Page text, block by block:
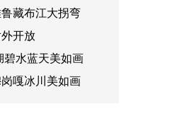
藏布江大拐弯
开放
碧水蓝天美如画
嘎冰川美如画